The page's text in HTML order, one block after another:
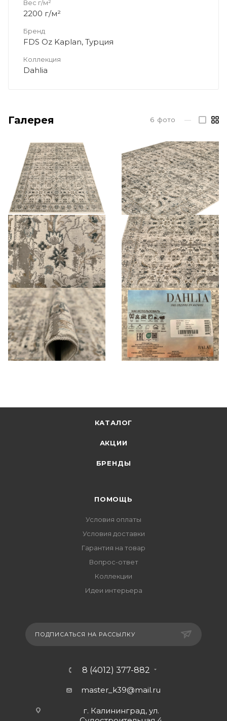
Вес г/м²
2200 г/м²
Бренд
FDS Oz Kaplan, Турция
Коллекция
Dahlia
Галерея 6 фото —
КАТАЛОГ
АКЦИИ
БРЕНДЫ
ПОМОЩЬ
Условия оплаты
Условия доставки
Гарантия на товар
Вопрос-ответ
Коллекции
Идеи интерьера
ПОДПИСАТЬСЯ НА РАССЫЛКУ
8 (4012) 377-882
master_k39@mail.ru
г. Калининград, ул.